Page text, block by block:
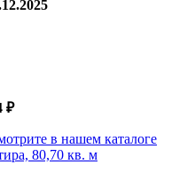
₽
в нашем каталоге